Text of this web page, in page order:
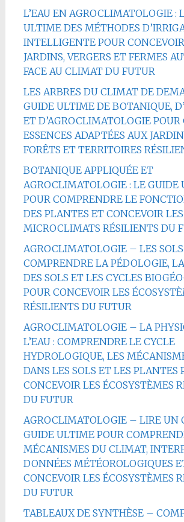
L’EAU EN AGROCLIMATOLOGIE :
ULTIME DES MÉTHODES
INTELLIGENTE POUR
JARDINS, VERGERS ET FERMES
FACE AU CLIMAT DU FUTUR
LES ARBRES DU CLIMAT DE
GUIDE ULTIME DE BOTANIQUE,
ET D’AGROCLIMATOLOGIE POUR
ESSENCES ADAPTÉES AUX
FORÊTS ET TERRITOIRES
BOTANIQUE APPLIQUÉE ET
AGROCLIMATOLOGIE : LE GUIDE
POUR COMPRENDRE LE
DES PLANTES ET CONCEVOIR LES
MICROCLIMATS RÉSILIENTS DU
AGROCLIMATOLOGIE – LES SOLS
COMPRENDRE LA PÉDOLOGIE,
DES SOLS ET LES CYCLES
POUR CONCEVOIR LES
RÉSILIENTS DU FUTUR
AGROCLIMATOLOGIE – LA
L’EAU : COMPRENDRE LE CYCLE
HYDROLOGIQUE, LES
DANS LES SOLS ET LES PLANTES
CONCEVOIR LES ÉCOSYSTÈMES
DU FUTUR
AGROCLIMATOLOGIE – LIRE UN
GUIDE ULTIME POUR
MÉCANISMES DU CLIMAT,
DONNÉES MÉTÉOROLOGIQUES
CONCEVOIR LES ÉCOSYSTÈMES
DU FUTUR
TABLEAUX DE SYNTHÈSE –